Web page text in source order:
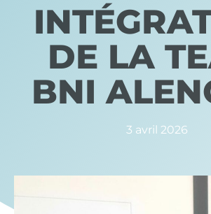
DE LA
BNI
3 avril 2026